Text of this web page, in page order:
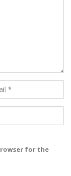
for the